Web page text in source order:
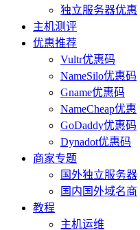
独立服务器优惠
主机测评
优惠推荐
Vultr优惠码
NameSilo优惠码
Gname优惠码
NameCheap优惠
GoDaddy优惠码
Dynadot优惠码
商家专题
国外独立服务器
国内国外域名商
教程
主机运维